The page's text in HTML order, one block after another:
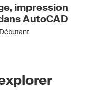
impression
AutoCAD